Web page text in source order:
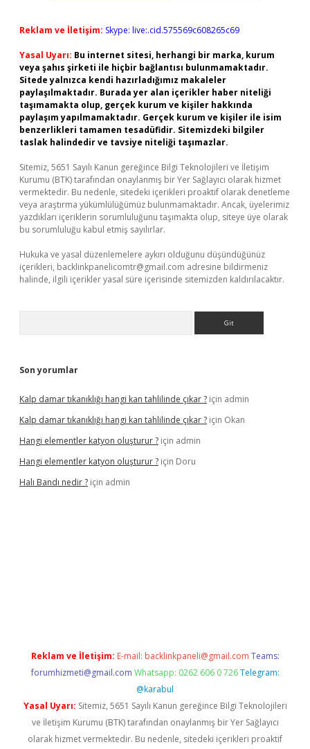
Reklam ve İletişim: Skype: live:.cid.575569c608265c69
Yasal Uyarı: Bu internet sitesi, herhangi bir marka, kurum
veya şahıs şirketi ile hiçbir bağlantısı bulunmamaktadır.
Sitede yalnızca kendi hazırladığımız makaleler
paylaşılmaktadır. Burada yer alan içerikler haber niteliği
taşımamakta olup, gerçek kurum ve kişiler hakkında
paylaşım yapılmamaktadır. Gerçek kurum ve kişiler ile isim
benzerlikleri tamamen tesadüfidir. Sitemizdeki bilgiler
taslak halindedir ve tavsiye niteliği taşımazlar.
Sitemiz, 5651 Sayılı Kanun gereğince Bilgi Teknolojileri ve İletişim
Kurumu (BTK) tarafından onaylanmış bir Yer Sağlayıcı olarak hizmet
vermektedir. Bu nedenle, sitedeki içerikleri proaktif olarak denetleme
veya araştırma yükümlülüğümüz bulunmamaktadır. Ancak, üyelerimiz
yazdıkları içeriklerin sorumluluğunu taşımakta olup, siteye üye olarak
bu sorumluluğu kabul etmiş sayılırlar.
Hukuka ve yasal düzenlemelere aykırı olduğunu düşündüğünüz
içerikleri, backlinkpanelicomtr@gmail.com adresine bildirmeniz
halinde, ilgili içerikler yasal süre içerisinde sitemizden kaldırılacaktır.
Son yorumlar
Kalp damar tıkanıklığı hangi kan tahlilinde çıkar ? için admin
Kalp damar tıkanıklığı hangi kan tahlilinde çıkar ? için Okan
Hangi elementler katyon oluşturur ? için admin
Hangi elementler katyon oluşturur ? için Doru
Halı Bandı nedir ? için admin
Reklam ve İletişim: E-mail: backlinkpaneli@gmail.com Teams:
forumhizmeti@gmail.com Whatsapp: 0262 606 0 726 Telegram:
@karabul
Yasal Uyarı: Sitemiz, 5651 Sayılı Kanun gereğince Bilgi Teknolojileri
ve İletişim Kurumu (BTK) tarafından onaylanmış bir Yer Sağlayıcı
olarak hizmet vermektedir. Bu nedenle, sitedeki içerikleri proaktif